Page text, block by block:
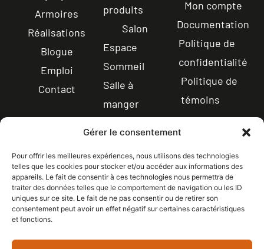
Gérer le consentement
Pour offrir les meilleures expériences, nous utilisons des technologies
telles que les cookies pour stocker et/ou accéder aux informations des
appareils. Le fait de consentir à ces technologies nous permettra de
traiter des données telles que le comportement de navigation ou les ID
uniques sur ce site. Le fait de ne pas consentir ou de retirer son
consentement peut avoir un effet négatif sur certaines caractéristiques
et fonctions.
Armoires
Réalisations
Blogue
Emploi
Contact
produits
Salon
Espace
Sommeil
Salle à
manger
Robinetterie
Mon compte
Documentation
Politique de
confidentialité
Politique de
témoins
CONTACT
1 844-365-7821
LICENCE RBQ : 5608-